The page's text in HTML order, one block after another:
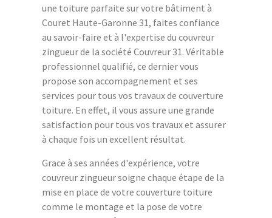
une toiture parfaite sur votre bâtiment à
Couret Haute-Garonne 31, faites confiance
au savoir-faire et à l'expertise du couvreur
zingueur de la société Couvreur 31. Véritable
professionnel qualifié, ce dernier vous
propose son accompagnement et ses
services pour tous vos travaux de couverture
toiture. En effet, il vous assure une grande
satisfaction pour tous vos travaux et assurer
à chaque fois un excellent résultat.
Grace à ses années d'expérience, votre
couvreur zingueur soigne chaque étape de la
mise en place de votre couverture toiture
comme le montage et la pose de votre